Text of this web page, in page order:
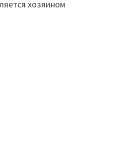
хозяином